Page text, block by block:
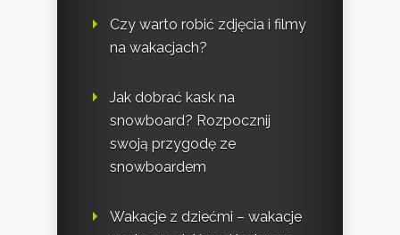
Czy warto robić zdjęcia i filmy
na wakacjach?
Jak dobrać kask na
snowboard? Rozpocznij
swoją przygodę ze
snowboardem
Wakacje z dziećmi – wakacje